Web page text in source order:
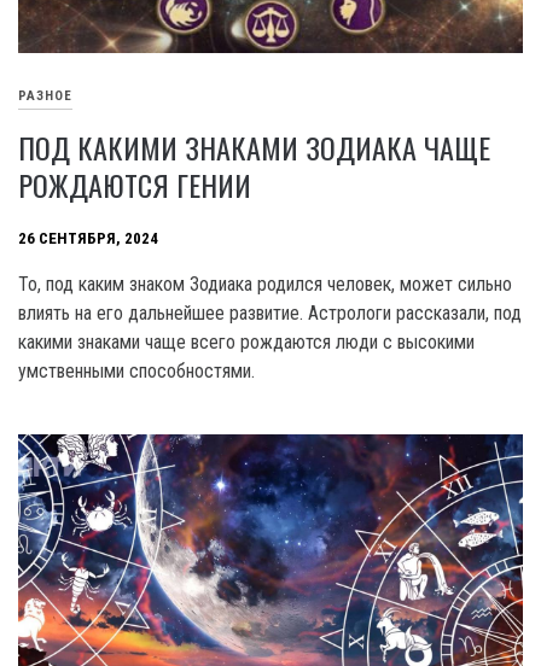
РАЗНОЕ
ПОД КАКИМИ ЗНАКАМИ ЗОДИАКА ЧАЩЕ
РОЖДАЮТСЯ ГЕНИИ
26 СЕНТЯБРЯ, 2024
То, под каким знаком Зодиака родился человек, может сильно
влиять на его дальнейшее развитие. Астрологи рассказали, под
какими знаками чаще всего рождаются люди с высокими
умственными способностями.